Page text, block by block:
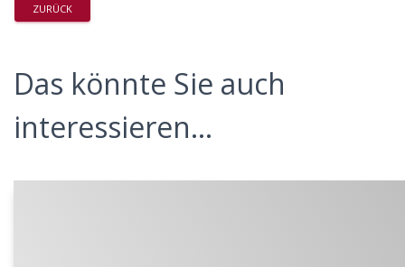
ZURÜCK
Das könnte Sie auch
interessieren...